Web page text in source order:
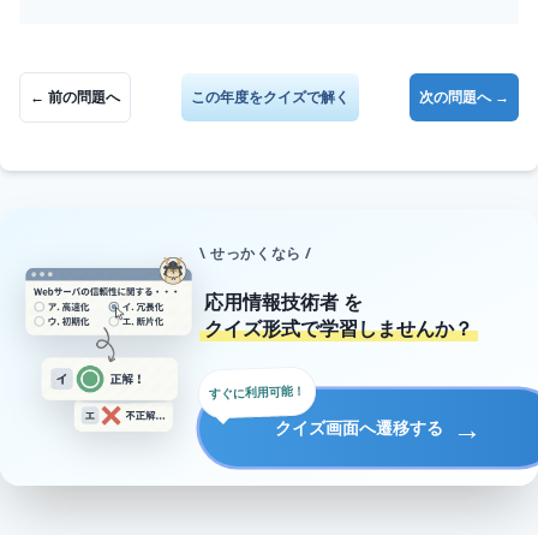
← 前の問題へ この年度をクイズで解く 次の問題へ →
\ せっかくなら /
応用情報技術者 を
クイズ形式で学習しませんか？
クイズ画面へ遷移する →
すぐに利用可能！